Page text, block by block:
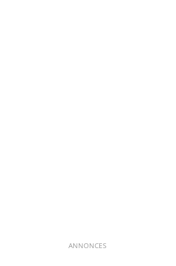
ANNONCES